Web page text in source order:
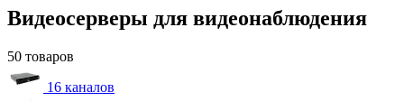
Видеосерверы для видеонаблюдения
50 товаров
16 каналов